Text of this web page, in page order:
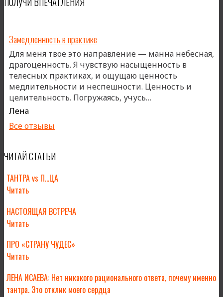
Замедленность в практике
Для меня твое это направление — манна небесная,
драгоценность. Я чувствую насыщенность в
телесных практиках, и ощущаю ценность
медлительности и неспешности. Ценность и
целительность. Погружаясь, учусь…
Лена
Все отзывы
ЧИТАЙ СТАТЬИ
ТАНТРА vs П…ЦА
Читать
НАСТОЯЩАЯ ВСТРЕЧА
Читать
ПРО «СТРАНУ ЧУДЕС»
Читать
ЛЕНА ИСАЕВА: Нет никакого рационального ответа, почему именно
тантра. Это отклик моего сердца